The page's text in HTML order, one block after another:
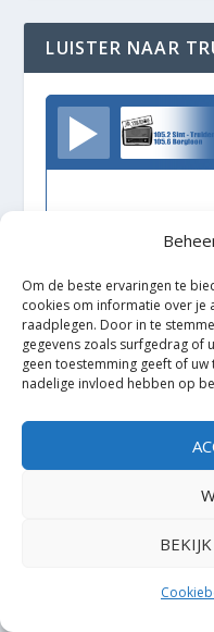
Om de beste ervaringen te
cookies om informatie over je
raadplegen. Door in te
gegevens zoals surfgedrag of
geen toestemming geeft of
nadelige invloed hebben op
LUISTER NAAR
Ontworpen doorElegant